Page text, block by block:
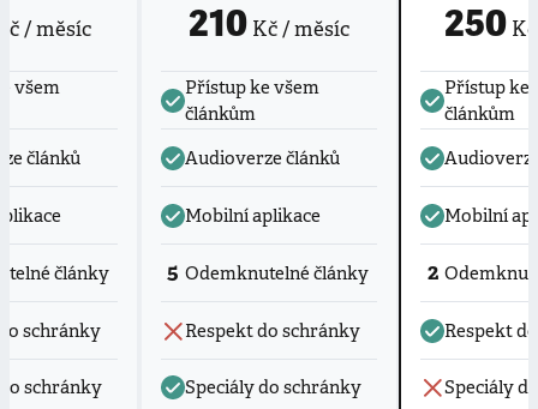
/ měsíc
všem
článků
články
schránky
schránky
210 Kč / měsíc
Přístup ke všem
článkům
Audioverze článků
Mobilní aplikace
5 Odemknutelné články
Respekt do schránky
Speciály do schránky
250Kč
Přístup ke
článkům
Mobilní
2
Respekt
Speciály